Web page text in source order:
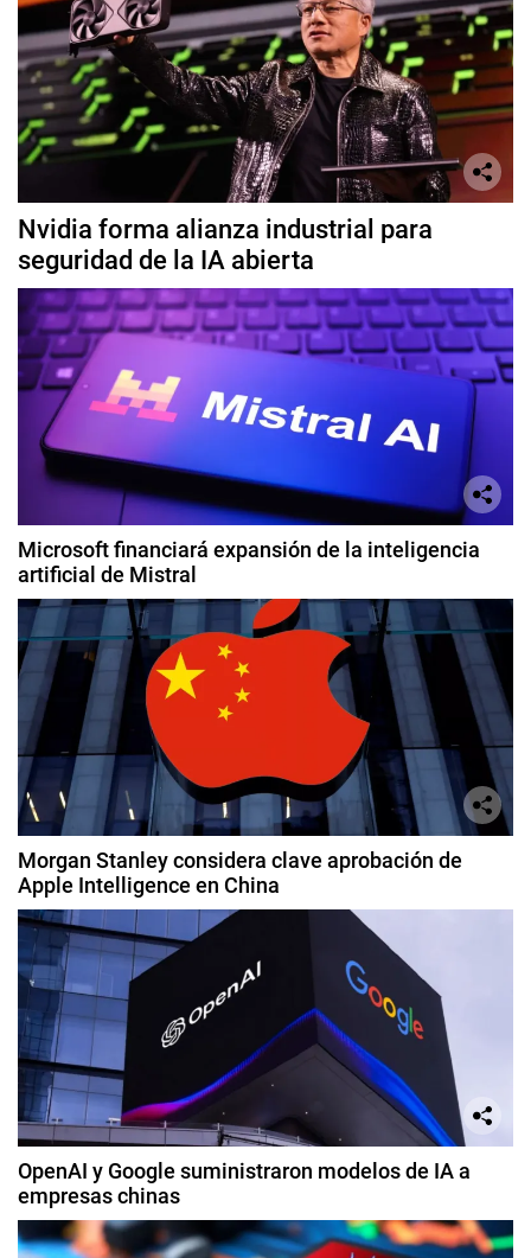
Nvidia forma alianza industrial para
seguridad de la IA abierta
Microsoft financiará expansión de la inteligencia
artificial de Mistral
Morgan Stanley considera clave aprobación de
Apple Intelligence en China
OpenAI y Google suministraron modelos de IA a
empresas chinas